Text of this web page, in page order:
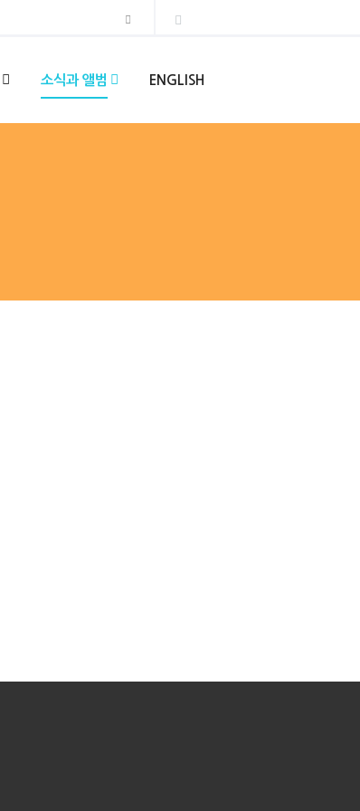
소식과 앨범 ENGLISH